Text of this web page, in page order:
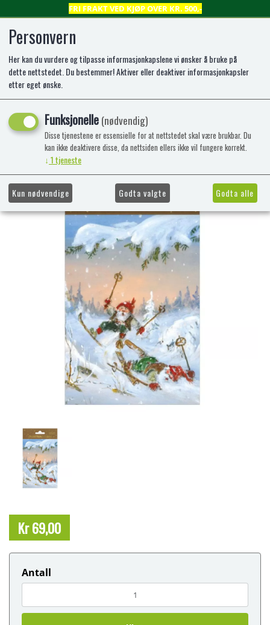
FRI FRAKT VED KJØP OVER KR. 500,-
0
JULEKORT DBL 6 STK. J.JACOBSEN
NISSER SOM FALLER PÅ SKI
Kr 69,00
Antall
Personvern
Her kan du vurdere og tilpasse informasjonkapslene vi ønsker å bruke på
dette nettstedet. Du bestemmer! Aktiver eller deaktiver informasjonkapsler
etter eget ønske.
Funksjonelle(nødvendig)
Disse tjenestene er essensielle for at nettstedet skal være brukbar. Du
kan ikke deaktivere disse, da nettsiden ellers ikke vil fungere korrekt.
↓ 1tjeneste
Kun nødvendige Godta valgte Godta alle